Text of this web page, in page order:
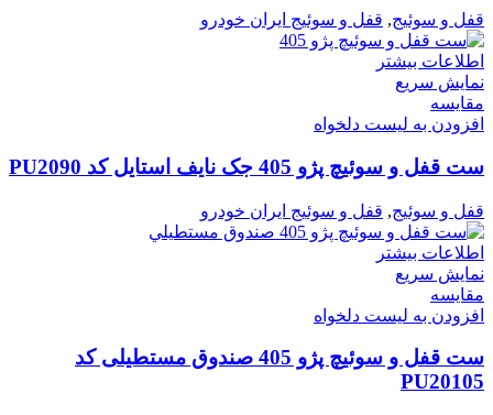
قفل و سوئیج, قفل و سوئیج ایران خودرو
اطلاعات بیشتر
نمایش سریع
مقایسه
افزودن به لیست دلخواه
ست قفل و سوئیچ پژو 405 جک نایف استایل کد PU2090
قفل و سوئیج, قفل و سوئیج ایران خودرو
اطلاعات بیشتر
نمایش سریع
مقایسه
افزودن به لیست دلخواه
ست قفل و سوئیچ پژو 405 صندوق مستطیلی کد
PU20105